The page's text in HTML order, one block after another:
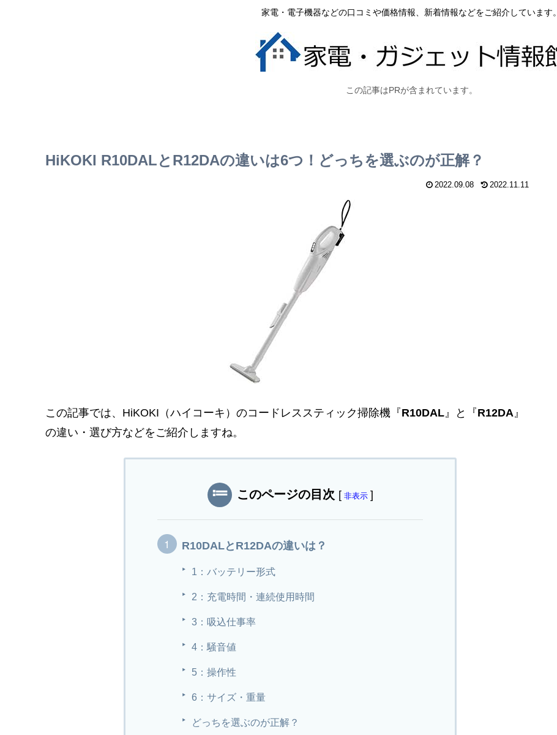
家電・電子機器などの口コミや価格情報、新着情報などをご紹介しています。
この記事はPRが含まれています。
HiKOKI R10DALとR12DAの違いは6つ！どっちを選ぶのが正解？
2022.09.08 2022.11.11
この記事では、HiKOKI（ハイコーキ）のコードレススティック掃除機『R10DAL』と『R12DA』
の違い・選び方などをご紹介しますね。
このページの目次 [ 非表示 ]
R10DALとR12DAの違いは？
1：バッテリー形式
2：充電時間・連続使用時間
3：吸込仕事率
4：騒音値
5：操作性
6：サイズ・重量
どっちを選ぶのが正解？